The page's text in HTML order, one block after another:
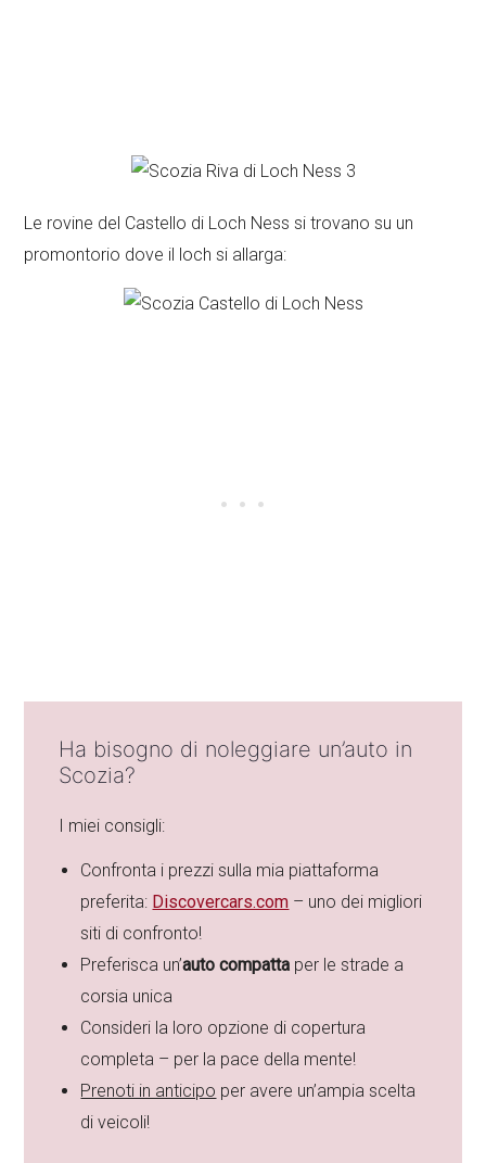
Le rovine del Castello di Loch Ness si trovano su un
promontorio dove il loch si allarga:
Ha bisogno di noleggiare un’auto in
Scozia?
I miei consigli:
Confronta i prezzi sulla mia piattaforma
preferita: Discovercars.com – uno dei migliori
siti di confronto!
Preferisca un’auto compatta per le strade a
corsia unica
Consideri la loro opzione di copertura
completa – per la pace della mente!
Prenoti in anticipo per avere un’ampia scelta
di veicoli!